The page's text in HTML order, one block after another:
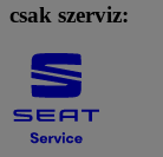
csak szerviz: